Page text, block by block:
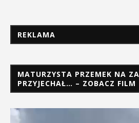
REKLAMA
MATURZYSTA PRZEMEK NA
PRZYJECHAŁ… – ZOBACZ FILM
Odtwarzacz